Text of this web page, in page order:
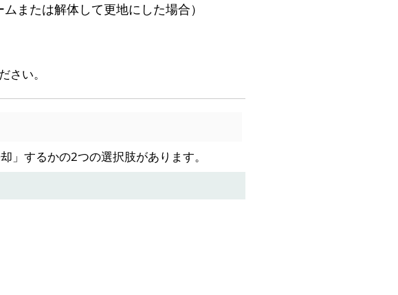
または解体して更地にした場合）
い。
」するかの2つの選択肢があります。